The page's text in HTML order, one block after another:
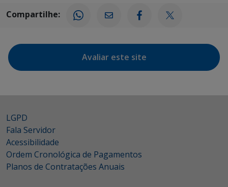
Compartilhe:
Avaliar este site
LGPD
Fala Servidor
Acessibilidade
Ordem Cronológica de Pagamentos
Planos de Contratações Anuais